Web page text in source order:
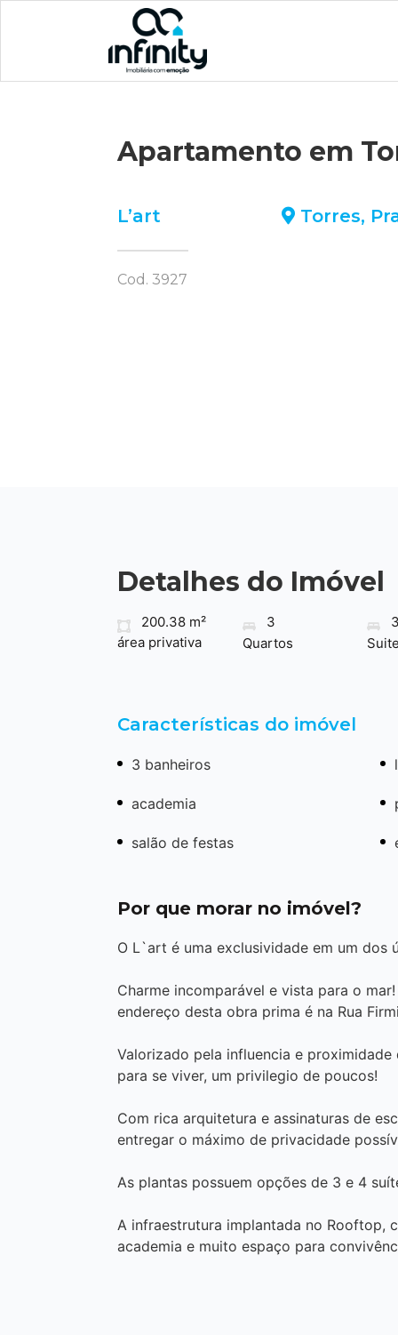
Apartamento em
L’art Torres,
Cod. 3927
Detalhes do Imóvel
200.38 m²
área privativa
3
Quartos
3
Características do imóvel
3 banheiros
academia
salão de festas
Por que morar no imóvel?
O L`art é uma exclusividade em um dos
Charme incomparável e vista para o
endereço desta obra prima é na Rua
Valorizado pela influencia e
para se viver, um privilegio de poucos!
Com rica arquitetura e assinaturas de
entregar o máximo de privacidade
As plantas possuem opções de 3 e 4
A infraestrutura implantada no Rooftop,
academia e muito espaço para